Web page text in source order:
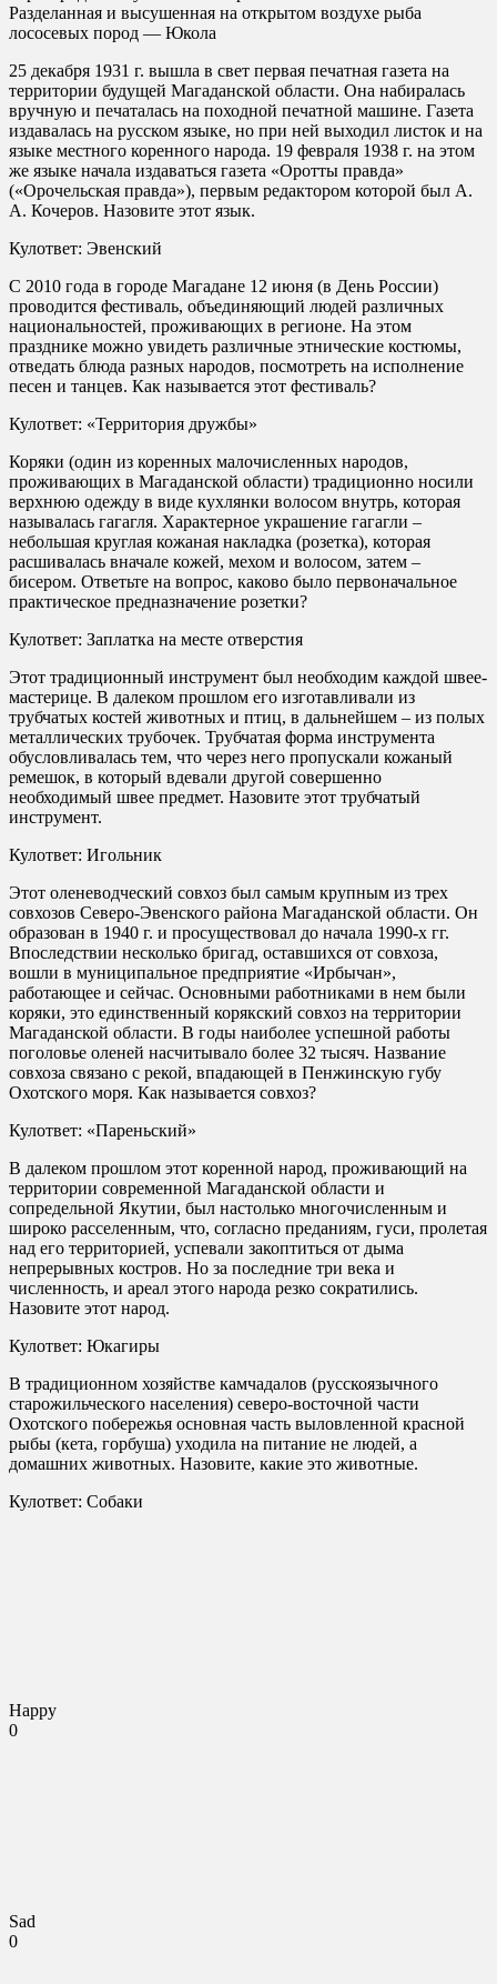
Разделанная и высушенная на открытом воздухе рыба
лососевых пород — Юкола
25 декабря 1931 г. вышла в свет первая печатная газета на
территории будущей Магаданской области. Она набиралась
вручную и печаталась на походной печатной машине. Газета
издавалась на русском языке, но при ней выходил листок и на
языке местного коренного народа. 19 февраля 1938 г. на этом
же языке начала издаваться газета «Оротты правда»
(«Орочельская правда»), первым редактором которой был А.
А. Кочеров. Назовите этот язык.
Кулответ: Эвенский
С 2010 года в городе Магадане 12 июня (в День России)
проводится фестиваль, объединяющий людей различных
национальностей, проживающих в регионе. На этом
празднике можно увидеть различные этнические костюмы,
отведать блюда разных народов, посмотреть на исполнение
песен и танцев. Как называется этот фестиваль?
Кулответ: «Территория дружбы»
Коряки (один из коренных малочисленных народов,
проживающих в Магаданской области) традиционно носили
верхнюю одежду в виде кухлянки волосом внутрь, которая
называлась гагагля. Характерное украшение гагагли –
небольшая круглая кожаная накладка (розетка), которая
расшивалась вначале кожей, мехом и волосом, затем –
бисером. Ответьте на вопрос, каково было первоначальное
практическое предназначение розетки?
Кулответ: Заплатка на месте отверстия
Этот традиционный инструмент был необходим каждой швее-
мастерице. В далеком прошлом его изготавливали из
трубчатых костей животных и птиц, в дальнейшем – из полых
металлических трубочек. Трубчатая форма инструмента
обусловливалась тем, что через него пропускали кожаный
ремешок, в который вдевали другой совершенно
необходимый швее предмет. Назовите этот трубчатый
инструмент.
Кулответ: Игольник
Этот оленеводческий совхоз был самым крупным из трех
совхозов Северо-Эвенского района Магаданской области. Он
образован в 1940 г. и просуществовал до начала 1990-х гг.
Впоследствии несколько бригад, оставшихся от совхоза,
вошли в муниципальное предприятие «Ирбычан»,
работающее и сейчас. Основными работниками в нем были
коряки, это единственный корякский совхоз на территории
Магаданской области. В годы наиболее успешной работы
поголовье оленей насчитывало более 32 тысяч. Название
совхоза связано с рекой, впадающей в Пенжинскую губу
Охотского моря. Как называется совхоз?
Кулответ: «Пареньский»
В далеком прошлом этот коренной народ, проживающий на
территории современной Магаданской области и
сопредельной Якутии, был настолько многочисленным и
широко расселенным, что, согласно преданиям, гуси, пролетая
над его территорией, успевали закоптиться от дыма
непрерывных костров. Но за последние три века и
численность, и ареал этого народа резко сократились.
Назовите этот народ.
Кулответ: Юкагиры
В традиционном хозяйстве камчадалов (русскоязычного
старожильческого населения) северо-восточной части
Охотского побережья основная часть выловленной красной
рыбы (кета, горбуша) уходила на питание не людей, а
домашних животных. Назовите, какие это животные.
Кулответ: Собаки
Happy
0
Sad
0